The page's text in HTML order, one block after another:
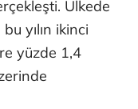
Ülkede
yılın ikinci
yüzde 1,4